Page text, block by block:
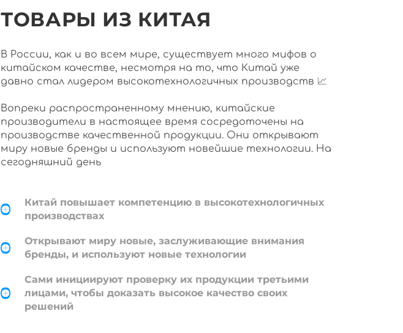
ТОВАРЫ ИЗ КИТАЯ
В России, как и во всем мире, существует много мифов о
китайском качестве, несмотря на то, что Китай уже
давно стал лидером высокотехнологичных производств 📈
Вопреки распространенному мнению, китайские
производители в настоящее время сосредоточены на
производстве качественной продукции. Они открывают
миру новые бренды и используют новейшие технологии. На
сегодняшний день
Китай повышает компетенцию в высокотехнологичных
производствах
Открывают миру новые, заслуживающие внимания
бренды, и используют новые технологии
Сами инициируют проверку их продукции третьими
лицами, чтобы доказать высокое качество своих
решений